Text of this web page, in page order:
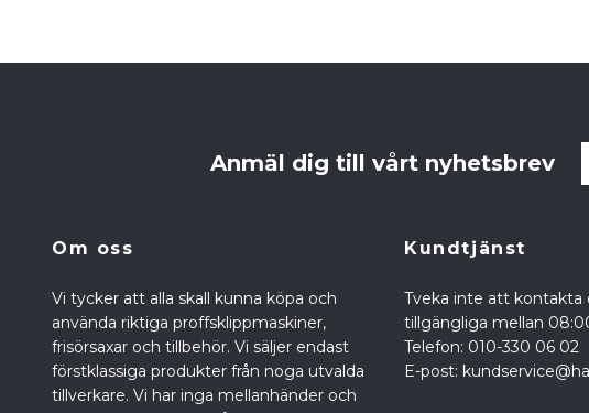
Anmäl dig till vårt nyhetsbrev
Om oss
Vi tycker att alla skall kunna köpa och
använda riktiga proffsklippmaskiner,
frisörsaxar och tillbehör. Vi säljer endast
förstklassiga produkter från noga utvalda
tillverkare. Vi har inga mellanhänder och
Kundtjänst
Tveka inte att kontakta
tillgängliga mellan
Telefon: 010-330 06 02
E-post: